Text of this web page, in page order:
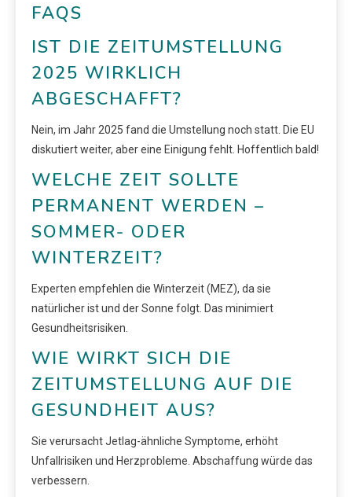
FAQS
IST DIE ZEITUMSTELLUNG
2025 WIRKLICH
ABGESCHAFFT?
Nein, im Jahr 2025 fand die Umstellung noch statt. Die EU
diskutiert weiter, aber eine Einigung fehlt. Hoffentlich bald!
WELCHE ZEIT SOLLTE
PERMANENT WERDEN –
SOMMER- ODER
WINTERZEIT?
Experten empfehlen die Winterzeit (MEZ), da sie
natürlicher ist und der Sonne folgt. Das minimiert
Gesundheitsrisiken.
WIE WIRKT SICH DIE
ZEITUMSTELLUNG AUF DIE
GESUNDHEIT AUS?
Sie verursacht Jetlag-ähnliche Symptome, erhöht
Unfallrisiken und Herzprobleme. Abschaffung würde das
verbessern.